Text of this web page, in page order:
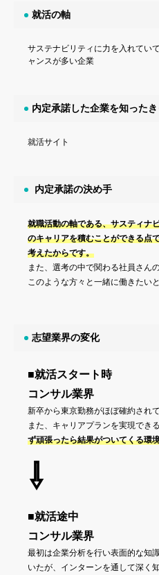
就活の軸
サステナビリティに力を入れてい
ャンスが多い企業
内定承諾した企業を知った
就活サイト
内定承諾の決め手
就職活動の軸である、サスティナ
のキャリアを積むことができる点
考えたからです。
また、選考の中で関わる社員さん
このような方々と一緒に働きたい
志望業界の変化
■就活スタート時
コンサル業界
新卒から東京勤務がほぼ確約され
また、キャリアプランを実現でき
ず頑張ったら結果がついてくる環
⇩
■就活途中
コンサル業界
最初は企業分析を行い表面的な知
いたが、インターンを通して深く